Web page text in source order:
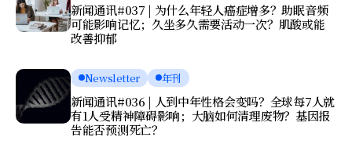
新闻通讯#037 | 为什么年轻人癌症增多？助眠音频
可能影响记忆；久坐多久需要活动一次？肌酸或能
改善抑郁
Newsletter 年刊
新闻通讯#036 | 人到中年性格会变吗？全球每7人就
有1人受精神障碍影响；大脑如何清理废物？基因报
告能否预测死亡？